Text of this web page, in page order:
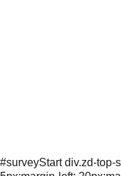
#surveyStart div.zd-top-